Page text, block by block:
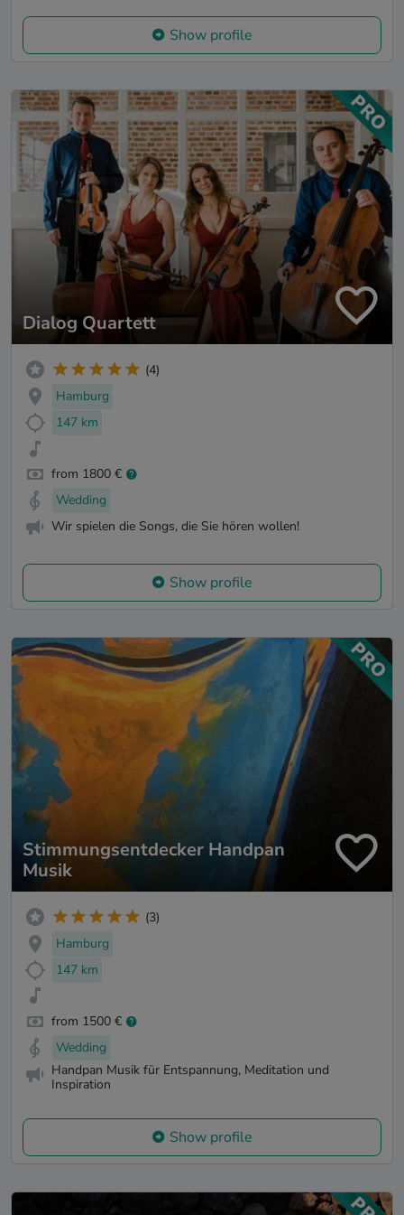
Show profile
Dialog Quartett
(4)
Hamburg
147 km
from 1800 €
Wedding
Wir spielen die Songs, die Sie hören wollen!
Show profile
Stimmungsentdecker Handpan
Musik
(3)
Hamburg
147 km
from 1500 €
Wedding
Handpan Musik für Entspannung, Meditation und
Inspiration
Show profile